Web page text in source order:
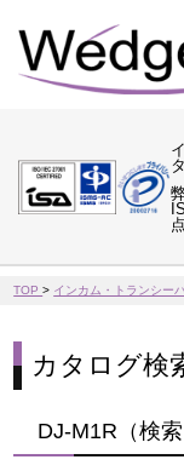
TOP> インカム・トランシー
カタログ検
DJ-M1R（検索